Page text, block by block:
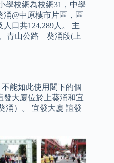
學校網為校網31，中學
@中原樓市片區，區
口共124,289人。 主
青山公路 – 葵涌段(上
能如此使用閣下的個
發大廈位於上葵涌和宜
涌）。 宜發大廈 誼發